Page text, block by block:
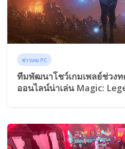
ข่าวเกม PC
ทีมพัฒนาโชว์เกมเพลย์ช่วงท
ออนไลน์น่าเล่น Magic: